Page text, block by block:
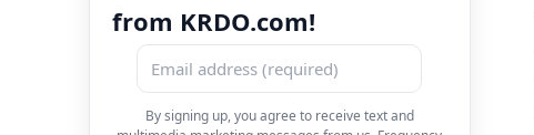
from KRDO.com!
By signing up, you agree to receive text and